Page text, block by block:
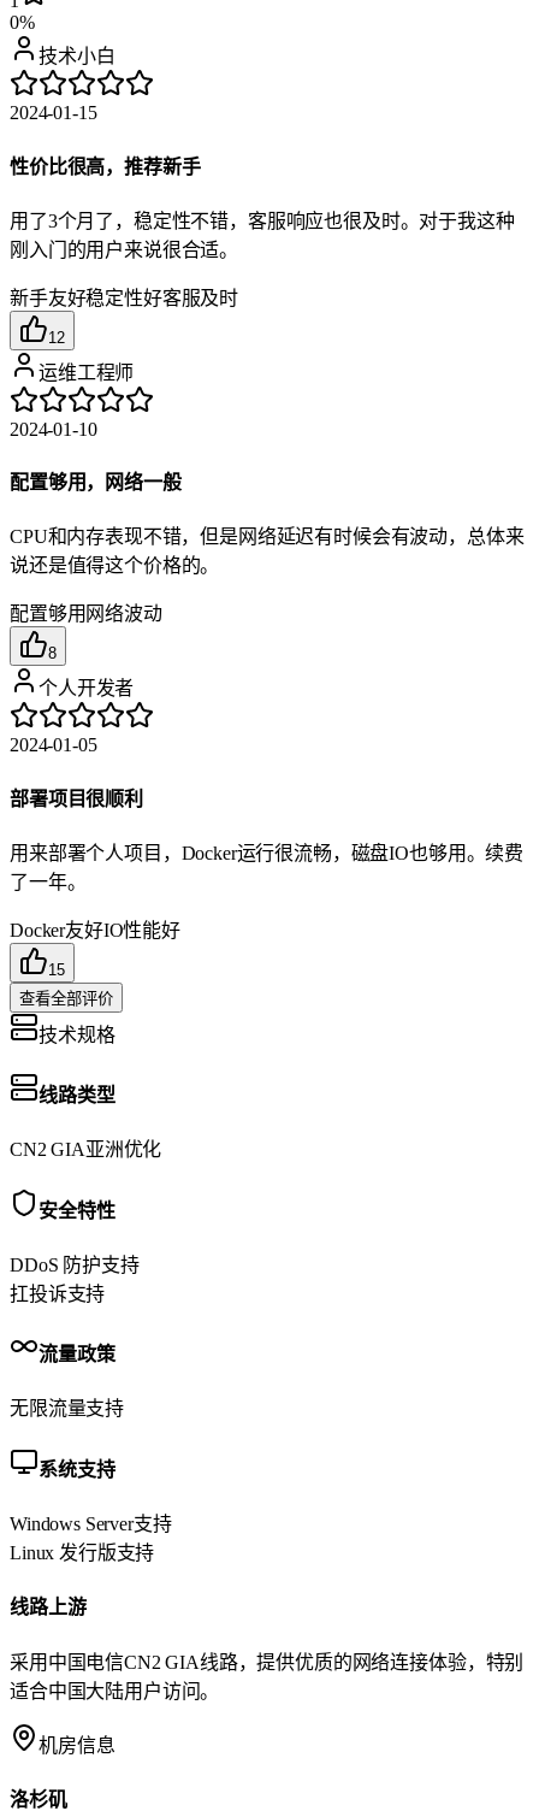
0%
技术小白
2024-01-15
性价比很高，推荐新手
用了3个月了，稳定性不错，客服响应也很及时。对于我这种
刚入门的用户来说很合适。
新手友好稳定性好客服及时
12
运维工程师
2024-01-10
配置够用，网络一般
CPU和内存表现不错，但是网络延迟有时候会有波动，总体来
说还是值得这个价格的。
配置够用 网络波动
8
个人开发者
2024-01-05
部署项目很顺利
用来部署个人项目，Docker运行很流畅，磁盘IO也够用。续费
了一年。
Docker友好IO性能好
15
查看全部评价
技术规格
线路类型
CN2 GIA亚洲优化
安全特性
DDoS 防护支持
扛投诉支持
流量政策
无限流量支持
系统支持
Windows Server支持
Linux 发行版支持
线路上游
采用中国电信CN2 GIA线路，提供优质的网络连接体验，特别
适合中国大陆用户访问。
机房信息
洛杉矶